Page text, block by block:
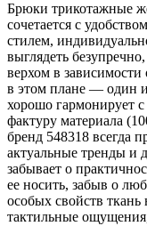
Брюки трикотажные
сочетается с
стилем,
выглядеть
верхом в
в этом плане — один
хорошо гармонирует
фактуру материала
бренд 548318 всегда
актуальные тренды и
забывает о
ее носить, забыв о
особых свойств ткань
тактильные